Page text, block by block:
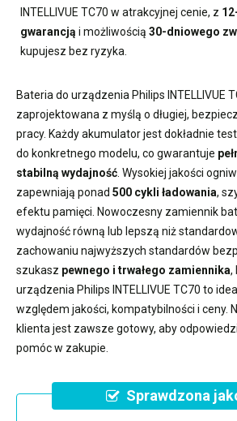
INTELLIVUE TC70 w atrakcyjnej cenie, z
gwarancją i możliwością 30-dniowego
kupujesz bez ryzyka.
Bateria do urządzenia Philips INTELLIVUE
zaprojektowana z myślą o długiej,
pracy. Każdy akumulator jest dokładnie
do konkretnego modelu, co gwarantuje
stabilną wydajność . Wysokiej jakości
zapewniają ponad 500 cykli ładowania,
efektu pamięci. Nowoczesny zamiennik
wydajność równą lub lepszą niż
zachowaniu najwyższych standardów
szukasz pewnego i trwałego zamiennika,
urządzenia Philips INTELLIVUE TC70 to
względem jakości, kompatybilności i ceny.
klienta jest zawsze gotowy, aby
pomóc w zakupie.
Sprawdzona